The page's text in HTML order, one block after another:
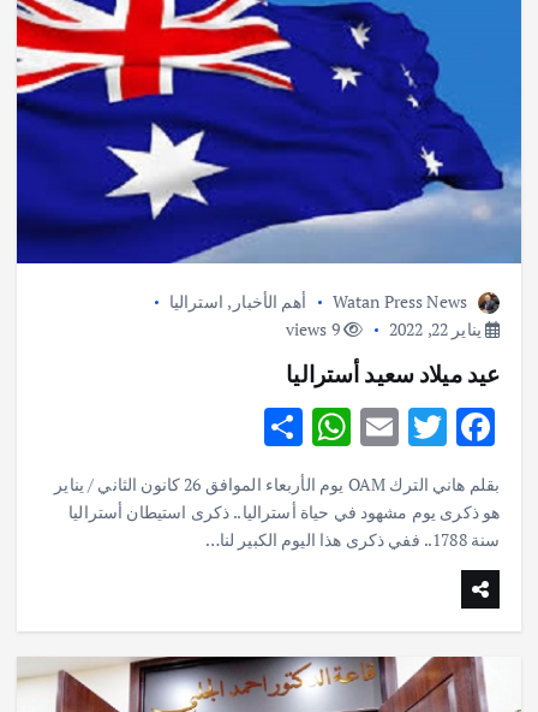
Watan Press News أهم الأخبار , استراليا
يناير 22, 2022
9 views
عيد ميلاد سعيد أستراليا
F
ac
e
b
o
k
T
w
it
te
E
m
ai
l
W
h
at
s
p
p
S
h
ar
e
بقلم هاني الترك OAM يوم الأربعاء الموافق 26 كانون الثاني / يناير
هو ذكرى يوم مشهود في حياة أستراليا.. ذكرى استيطان أستراليا
سنة 1788.. ففي ذكرى هذا اليوم الكبير لنا…